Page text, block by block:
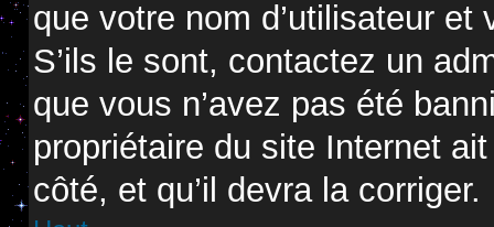
que votre nom d’utilisateur
S’ils le sont, contactez un
que vous n’avez pas été
propriétaire du site Internet
côté, et qu’il devra la corriger.